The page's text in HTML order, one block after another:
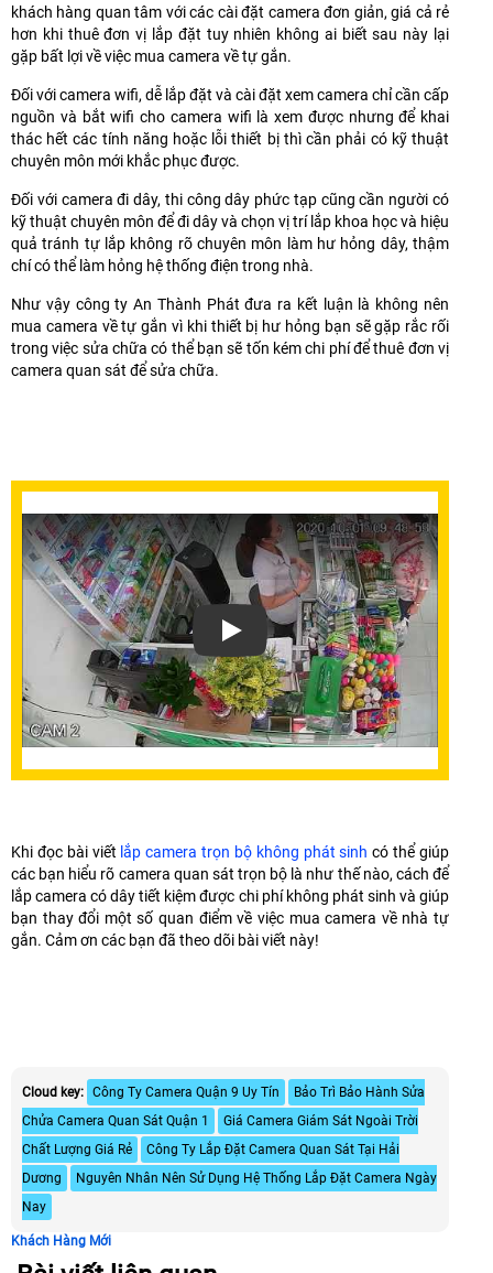
khách hàng quan tâm với các cài đặt camera đơn giản, giá cả rẻ
hơn khi thuê đơn vị lắp đặt tuy nhiên không ai biết sau này lại
gặp bất lợi về việc mua camera về tự gắn.
Đối với camera wifi, dễ lắp đặt và cài đặt xem camera chỉ cần cấp
nguồn và bắt wifi cho camera wifi là xem được nhưng để khai
thác hết các tính năng hoặc lỗi thiết bị thì cần phải có kỹ thuật
chuyên môn mới khắc phục được.
Đối với camera đi dây, thi công dây phức tạp cũng cần người có
kỹ thuật chuyên môn để đi dây và chọn vị trí lắp khoa học và hiệu
quả tránh tự lắp không rõ chuyên môn làm hư hỏng dây, thậm
chí có thể làm hỏng hệ thống điện trong nhà.
Như vậy công ty An Thành Phát đưa ra kết luận là không nên
mua camera về tự gắn vì khi thiết bị hư hỏng bạn sẽ gặp rắc rối
trong việc sửa chữa có thể bạn sẽ tốn kém chi phí để thuê đơn vị
camera quan sát để sửa chữa.
Xem video Lắp Camera Trọn Bộ
Khi đọc bài viết lắp camera trọn bộ không phát sinh có thể giúp
các bạn hiểu rõ camera quan sát trọn bộ là như thế nào, cách để
lắp camera có dây tiết kiệm được chi phí không phát sinh và giúp
bạn thay đổi một số quan điểm về việc mua camera về nhà tự
gắn. Cảm ơn các bạn đã theo dõi bài viết này!
Cloud key: Công Ty Camera Quận 9 Uy Tín
Bảo Trì Bảo Hành Sửa
Chửa Camera Quan Sát Quận 1
Giá Camera Giám Sát Ngoài Trời
Chất Lượng Giá Rẻ
Công Ty Lắp Đặt Camera Quan Sát Tại Hải
Dương
Nguyên Nhân Nên Sử Dụng Hệ Thống Lắp Đặt Camera Ngày
Nay
Khách Hàng Mới